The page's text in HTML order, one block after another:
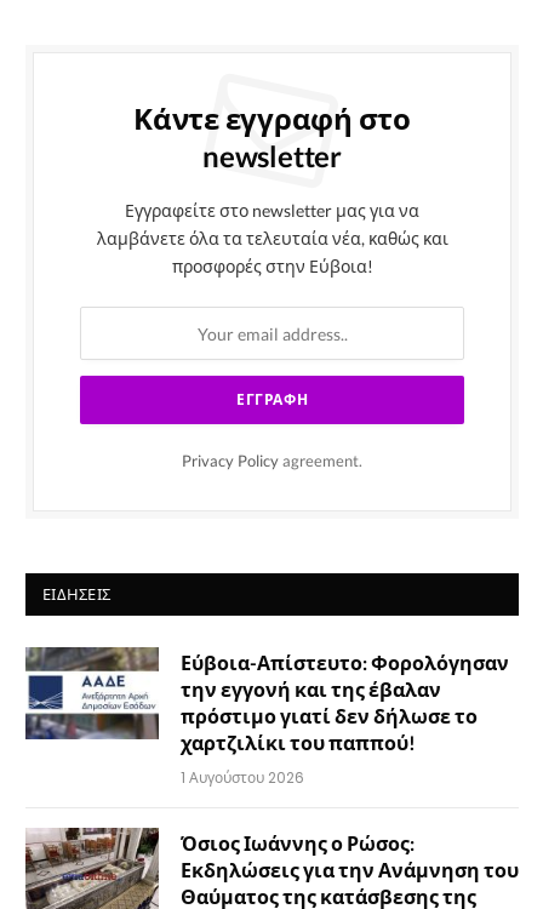
Κάντε εγγραφή στο
newsletter
Εγγραφείτε στο newsletter μας για να
λαμβάνετε όλα τα τελευταία νέα, καθώς και
προσφορές στην Εύβοια!
Privacy Policy agreement.
ΕΙΔΉΣΕΙΣ
Εύβοια-Απίστευτο: Φορολόγησαν
την εγγονή και της έβαλαν
πρόστιμο γιατί δεν δήλωσε το
χαρτζιλίκι του παππού!
1 Αυγούστου 2026
Όσιος Ιωάννης ο Ρώσος:
Εκδηλώσεις για την Ανάμνηση του
Θαύματος της κατάσβεσης της